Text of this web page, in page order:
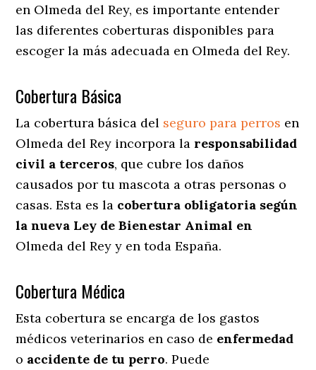
en Olmeda del Rey, es importante entender
las diferentes coberturas disponibles para
escoger la más adecuada en Olmeda del Rey.
Cobertura Básica
La cobertura básica del seguro para perros en
Olmeda del Rey incorpora la responsabilidad
civil a terceros, que cubre los daños
causados por tu mascota a otras personas o
casas. Esta es la cobertura obligatoria según
la nueva Ley de Bienestar Animal en
Olmeda del Rey y en toda España.
Cobertura Médica
Esta cobertura se encarga de los gastos
médicos veterinarios en caso de enfermedad
o accidente de tu perro. Puede